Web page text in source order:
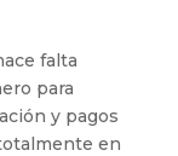
falta
para
y pagos
en